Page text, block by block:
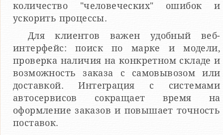
количество "человеческих" ошибок и
ускорить процессы.
Для клиентов важен удобный веб-
интерфейс: поиск по марке и модели,
проверка наличия на конкретном складе и
возможность заказа с самовывозом или
доставкой. Интеграция с системами
автосервисов сокращает время на
оформление заказов и повышает точность
поставок.